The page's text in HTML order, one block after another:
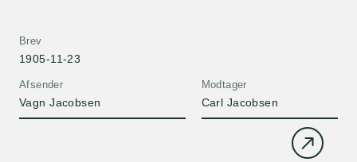
Afsender
Vagn Jacobsen
Brev
1905-11-23
Modtager
Carl Jacobsen